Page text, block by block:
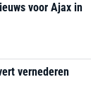
voor Ajax in
vernederen